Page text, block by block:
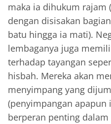
maka ia dihukum rajam
dengan disisakan
batu hingga ia mati).
lembaganya juga
terhadap tayangan
hisbah. Mereka akan
menyimpang yang
(penyimpangan apapun
berperan penting